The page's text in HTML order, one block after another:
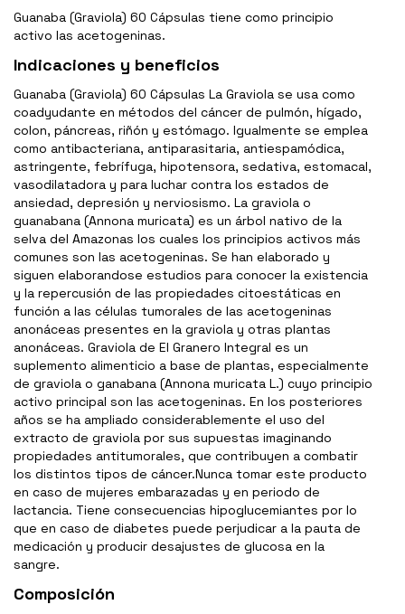
Guanaba (Graviola) 60 Cápsulas tiene como principio
activo las acetogeninas.
Indicaciones y beneficios
Guanaba (Graviola) 60 Cápsulas La Graviola se usa como
coadyudante en métodos del cáncer de pulmón, hígado,
colon, páncreas, riñón y estómago. Igualmente se emplea
como antibacteriana, antiparasitaria, antiespamódica,
astringente, febrífuga, hipotensora, sedativa, estomacal,
vasodilatadora y para luchar contra los estados de
ansiedad, depresión y nerviosismo. La graviola o
guanabana (Annona muricata) es un árbol nativo de la
selva del Amazonas los cuales los principios activos más
comunes son las acetogeninas. Se han elaborado y
siguen elaborandose estudios para conocer la existencia
y la repercusión de las propiedades citoestáticas en
función a las células tumorales de las acetogeninas
anonáceas presentes en la graviola y otras plantas
anonáceas. Graviola de El Granero Integral es un
suplemento alimenticio a base de plantas, especialmente
de graviola o ganabana (Annona muricata L.) cuyo principio
activo principal son las acetogeninas. En los posteriores
años se ha ampliado considerablemente el uso del
extracto de graviola por sus supuestas imaginando
propiedades antitumorales, que contribuyen a combatir
los distintos tipos de cáncer.Nunca tomar este producto
en caso de mujeres embarazadas y en periodo de
lactancia. Tiene consecuencias hipoglucemiantes por lo
que en caso de diabetes puede perjudicar a la pauta de
medicación y producir desajustes de glucosa en la
sangre.
Composición